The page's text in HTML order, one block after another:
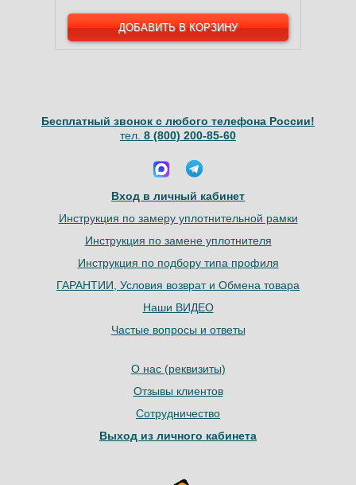
Бесплатный звонок с любого телефона России!
тел. 8 (800) 200-85-60
Вход в личный кабинет
Инструкция по замеру уплотнительной рамки
Инструкция по замене уплотнителя
Инструкция по подбору типа профиля
ГАРАНТИИ, Условия возврат и Обмена товара
Наши ВИДЕО
Частые вопросы и ответы
О нас (реквизиты)
Отзывы клиентов
Сотрудничество
Выход из личного кабинета